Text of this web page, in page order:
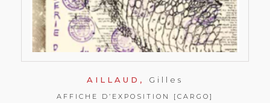
AILLAUD, Gilles
AFFICHE D’EXPOSITION [CARGO]